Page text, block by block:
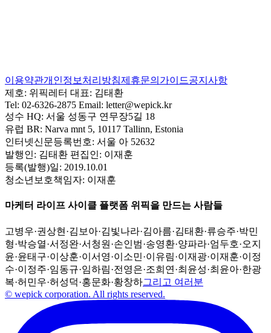
이용약관개인정보처리방침제휴문의 가이드공지사항
제호: 위픽레터 대표: 김태환
Tel: 02-6326-2875 Email: letter@wepick.kr
성수 HQ: 서울 성동구 연무장5길 18
유럽 BR: Narva mnt 5, 10117 Tallinn, Estonia
인터넷신문등록번호: 서울 아 52632
발행인: 김태환 편집인: 이재훈
등록(발행)일: 2019.10.01
청소년보호책임자: 이재훈
마케터 라이프 사이클 플랫폼 위픽을 만드는 사람들
고병우·권상현 ·김보아·김빛나라·김아름·김태환·류승주·박민
형·박승열·서정완·서청원 ·손인범·송영환·양파라·엄두호·오지
윤·윤태구·이상훈·이서영·이소민·이유림·이재광·이재훈·이정
수·이정주·임동규·임하림·전영은·조희연 ·최윤성·최윤아·한광
복·허민우·허성덕·홍문화·황창하그리고 여러분
© wepick corporation. All rights reserved.